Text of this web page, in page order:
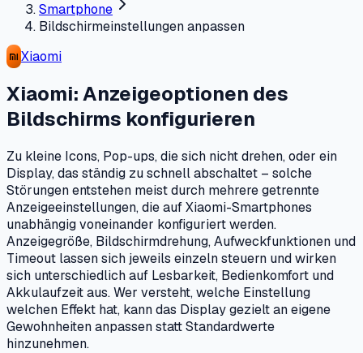
Smartphone
Bildschirmeinstellungen anpassen
Xiaomi
Xiaomi: Anzeigeoptionen des
Bildschirms konfigurieren
Zu kleine Icons, Pop-ups, die sich nicht drehen, oder ein
Display, das ständig zu schnell abschaltet – solche
Störungen entstehen meist durch mehrere getrennte
Anzeigeeinstellungen, die auf Xiaomi-Smartphones
unabhängig voneinander konfiguriert werden.
Anzeigegröße, Bildschirmdrehung, Aufweckfunktionen und
Timeout lassen sich jeweils einzeln steuern und wirken
sich unterschiedlich auf Lesbarkeit, Bedienkomfort und
Akkulaufzeit aus. Wer versteht, welche Einstellung
welchen Effekt hat, kann das Display gezielt an eigene
Gewohnheiten anpassen statt Standardwerte
hinzunehmen.